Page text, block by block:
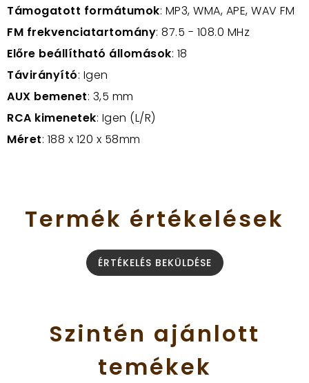
Támogatott formátumok: MP3, WMA, APE, WAV FM
FM frekvenciatartomány: 87.5 - 108.0 MHz
Előre beállítható állomások: 18
Távirányító: Igen
AUX bemenet: 3,5 mm
RCA kimenetek: Igen (L/R)
Méret: 188 x 120 x 58mm
Termék értékelések
ÉRTÉKELÉS BEKÜLDÉSE
Szintén ajánlott
temékek